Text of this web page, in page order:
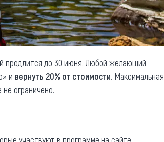
продлится до 30 июня. Любой желающий
и вернуть 20% от стоимости. Максимальная
ограничено.